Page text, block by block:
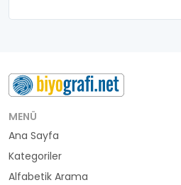
MENÜ
Ana Sayfa
Kategoriler
Alfabetik Arama